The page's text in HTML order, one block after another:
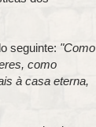
seguinte: "Como
como
à casa eterna,